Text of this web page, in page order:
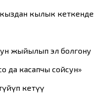
кыздан кылык кеткенде
жыйылып эл болгону
да касапчы сойсун»
кетүү